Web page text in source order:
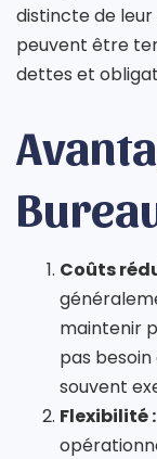
distincte de leur
peuvent être
dettes et
Coûts
maintenir
pas
souvent
Flexibilité :